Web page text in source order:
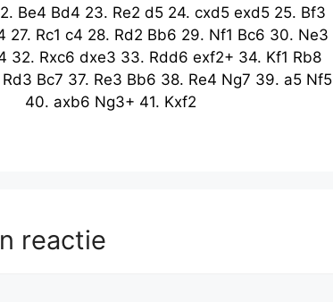
Be4 Bd4 23. Re2 d5 24. cxd5 exd5 25. Bf3
27. Rc1 c4 28. Rd2 Bb6 29. Nf1 Bc6 30. Ne3
32. Rxc6 dxe3 33. Rdd6 exf2+ 34. Kf1 Rb8
Rd3 Bc7 37. Re3 Bb6 38. Re4 Ng7 39. a5 Nf5
40. axb6 Ng3+ 41. Kxf2
reactie